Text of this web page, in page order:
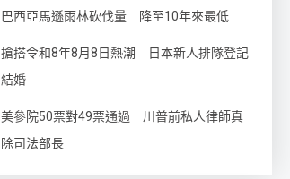
巴西亞馬遜雨林砍伐量 降至10年來最低
搶搭令和8年8月8日熱潮 日本新人排隊登記
結婚
美參院50票對49票通過 川普前私人律師真
除司法部長